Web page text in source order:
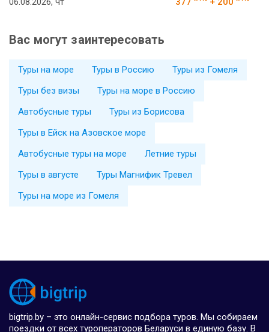
Вас могут заинтересовать
Туры на море Туры в Россию
Туры из Гомеля
Туры без визы
Туры на море в Россию
Автобусные туры
Туры из Борисова
Туры в Ейск на Азовское море
Автобусные туры на море
Летние туры
Туры в августе
Туры Магнифик Тревел
Туры на море из Гомеля
bigtrip.by – это онлайн-сервис подбора туров. Мы собираем
поездки от всех туроператоров Беларуси в единую базу. В